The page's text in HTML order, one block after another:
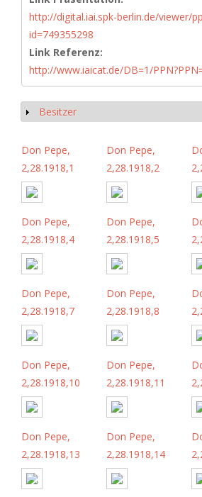
http://digital.iai.spk-berlin.de/viewer/
id=749355298
Link Referenz:
http://www.iaicat.de/DB=1/
Show
Besitzer
Don Pepe,
2,28.1918,1
Don Pepe,
2,28.1918,2
Don Pepe,
2,28.1918,4
Don Pepe,
2,28.1918,5
Don Pepe,
2,28.1918,7
Don Pepe,
2,28.1918,8
Don Pepe,
2,28.1918,10
Don Pepe,
2,28.1918,11
Don Pepe,
2,28.1918,13
Don Pepe,
2,28.1918,14